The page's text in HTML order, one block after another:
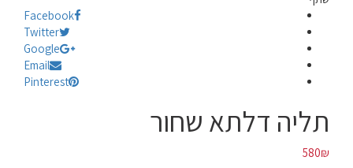
Facebook
Twitter
Google
Email
Pinterest
תליה דלתא שחור
580₪